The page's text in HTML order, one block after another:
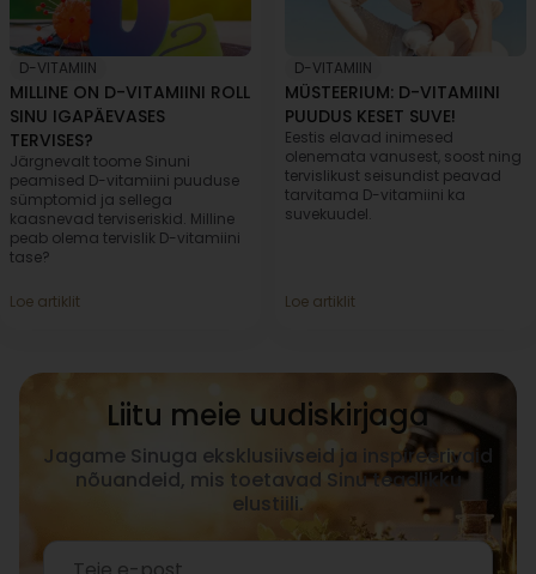
D-VITAMIIN
MILLINE ON D-VITAMIINI ROLL
SINU IGAPÄEVASES
TERVISES?
Järgnevalt toome Sinuni
peamised D-vitamiini puuduse
sümptomid ja sellega
kaasnevad terviseriskid. Milline
peab olema tervislik D-vitamiini
tase?
Loe artiklit
D-VITAMIIN
MÜSTEERIUM: D-VITAMIINI
PUUDUS KESET SUVE!
Eestis elavad inimesed
olenemata vanusest, soost ning
tervislikust seisundist peavad
tarvitama D-vitamiini ka
suvekuudel.
Loe artiklit
Liitu meie uudiskirjaga
Jagame Sinuga eksklusiivseid ja inspireerivaid
nõuandeid, mis toetavad Sinu teadlikku
elustiili.